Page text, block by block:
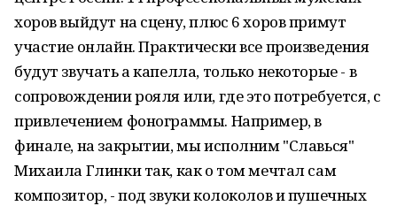
хоров выйдут на сцену, плюс 6 хоров примут
участие онлайн. Практически все произведения
будут звучать а капелла, только некоторые - в
сопровождении рояля или, где это потребуется, с
привлечением фонограммы. Например, в
финале, на закрытии, мы исполним "Славься"
Михаила Глинки так, как о том мечтал сам
композитор, - под звуки колоколов и пушечных